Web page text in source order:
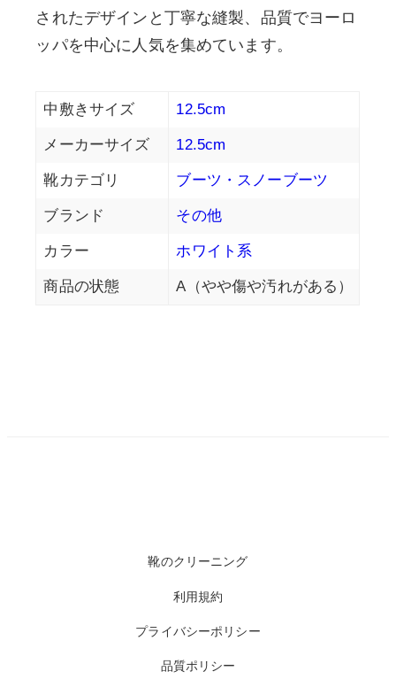
されたデザインと丁寧な縫製、品質でヨーロ
ッパを中心に人気を集めています。
中敷きサイズ 12.5cm
メーカーサイズ 12.5cm
靴カテゴリ ブーツ・スノーブーツ
ブランド その他
カラー ホワイト系
商品の状態 A（やや傷や汚れがある）
靴のクリーニング
利用規約
プライバシーポリシー
品質ポリシー